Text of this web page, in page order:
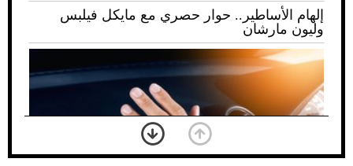
إلهام الأساطير.. حوار حصري مع مايكل فيلبس
وليون مارشان